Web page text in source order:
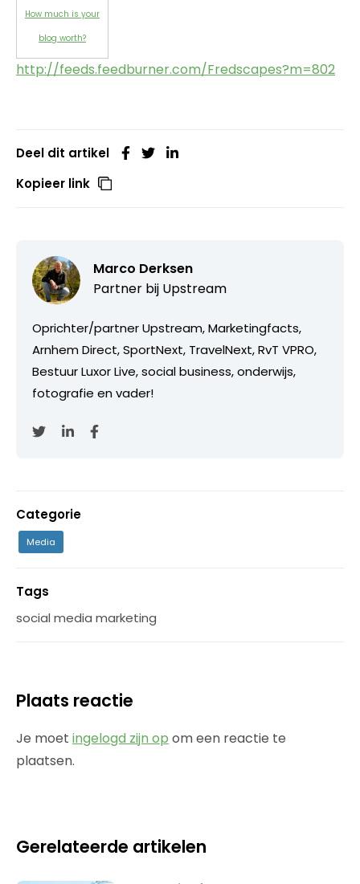
How much is your
blog worth?
http://feeds.feedburner.com/Fredscapes?m=802
Deel dit artikel
Kopieer link
Marco Derksen
Partner bij Upstream
Oprichter/partner Upstream, Marketingfacts,
Arnhem Direct, SportNext, TravelNext, RvT VPRO,
Bestuur Luxor Live, social business, onderwijs,
fotografie en vader!
Categorie
Media
Tags
social media marketing
Plaats reactie
Je moet ingelogd zijn op om een reactie te
plaatsen.
Gerelateerde artikelen